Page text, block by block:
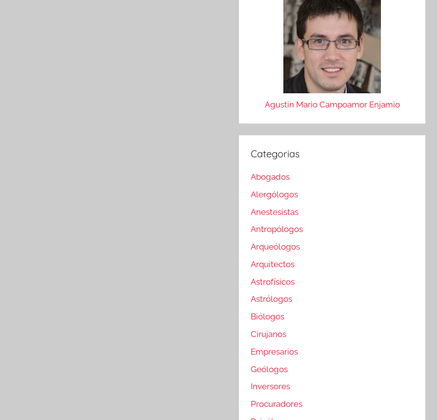
Agustin Mario Campoamor Enjamio
Categorias
Abogados
Alergólogos
Anestesistas
Antropólogos
Arqueólogos
Arquitectos
Astrofísicos
Astrólogos
Biólogos
Cirujanos
Empresarios
Geólogos
Inversores
Procuradores